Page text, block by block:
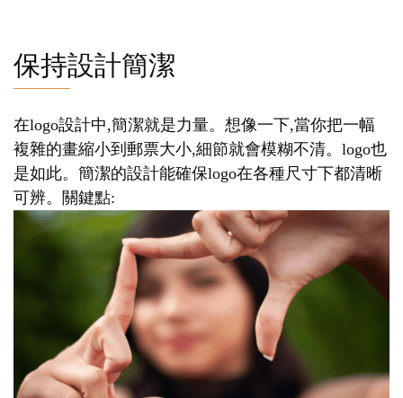
保持設計簡潔
在logo設計中,簡潔就是力量。想像一下,當你把一幅
複雜的畫縮小到郵票大小,細節就會模糊不清。logo也
是如此。簡潔的設計能確保logo在各種尺寸下都清晰
可辨。關鍵點: